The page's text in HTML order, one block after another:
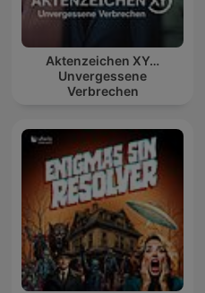
Aktenzeichen XY…
Unvergessene
Verbrechen